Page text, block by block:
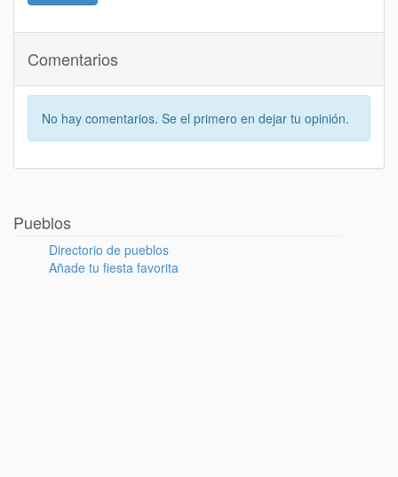
Comentarios
No hay comentarios. Se el primero en dejar tu opinión.
Pueblos
Directorio de pueblos
Añade tu fiesta favorita